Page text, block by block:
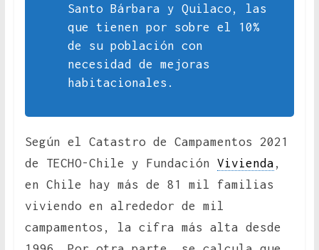
Santo Bárbara y Quilaco, las
que tienen por sobre el 10%
de su población con
necesidad de mejoras
habitacionales.
Según el Catastro de Campamentos 2021
de TECHO-Chile y Fundación Vivienda ,
en Chile hay más de 81 mil familias
viviendo en alrededor de mil
campamentos, la cifra más alta desde